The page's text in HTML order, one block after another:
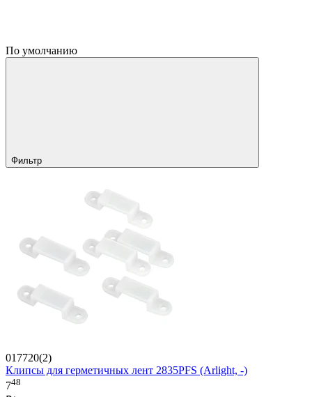
По умолчанию
Фильтр
017720(2)
Клипсы для герметичных лент 2835PFS (Arlight, -)
748